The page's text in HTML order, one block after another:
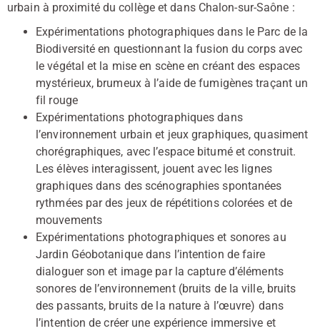
urbain à proximité du collège et dans Chalon-sur-Saône :
Expérimentations photographiques dans le Parc de la
Biodiversité en questionnant la fusion du corps avec
le végétal et la mise en scène en créant des espaces
mystérieux, brumeux à l’aide de fumigènes traçant un
fil rouge
Expérimentations photographiques dans
l’environnement urbain et jeux graphiques, quasiment
chorégraphiques, avec l’espace bitumé et construit.
Les élèves interagissent, jouent avec les lignes
graphiques dans des scénographies spontanées
rythmées par des jeux de répétitions colorées et de
mouvements
Expérimentations photographiques et sonores au
Jardin Géobotanique dans l’intention de faire
dialoguer son et image par la capture d’éléments
sonores de l’environnement (bruits de la ville, bruits
des passants, bruits de la nature à l’œuvre) dans
l’intention de créer une expérience immersive et